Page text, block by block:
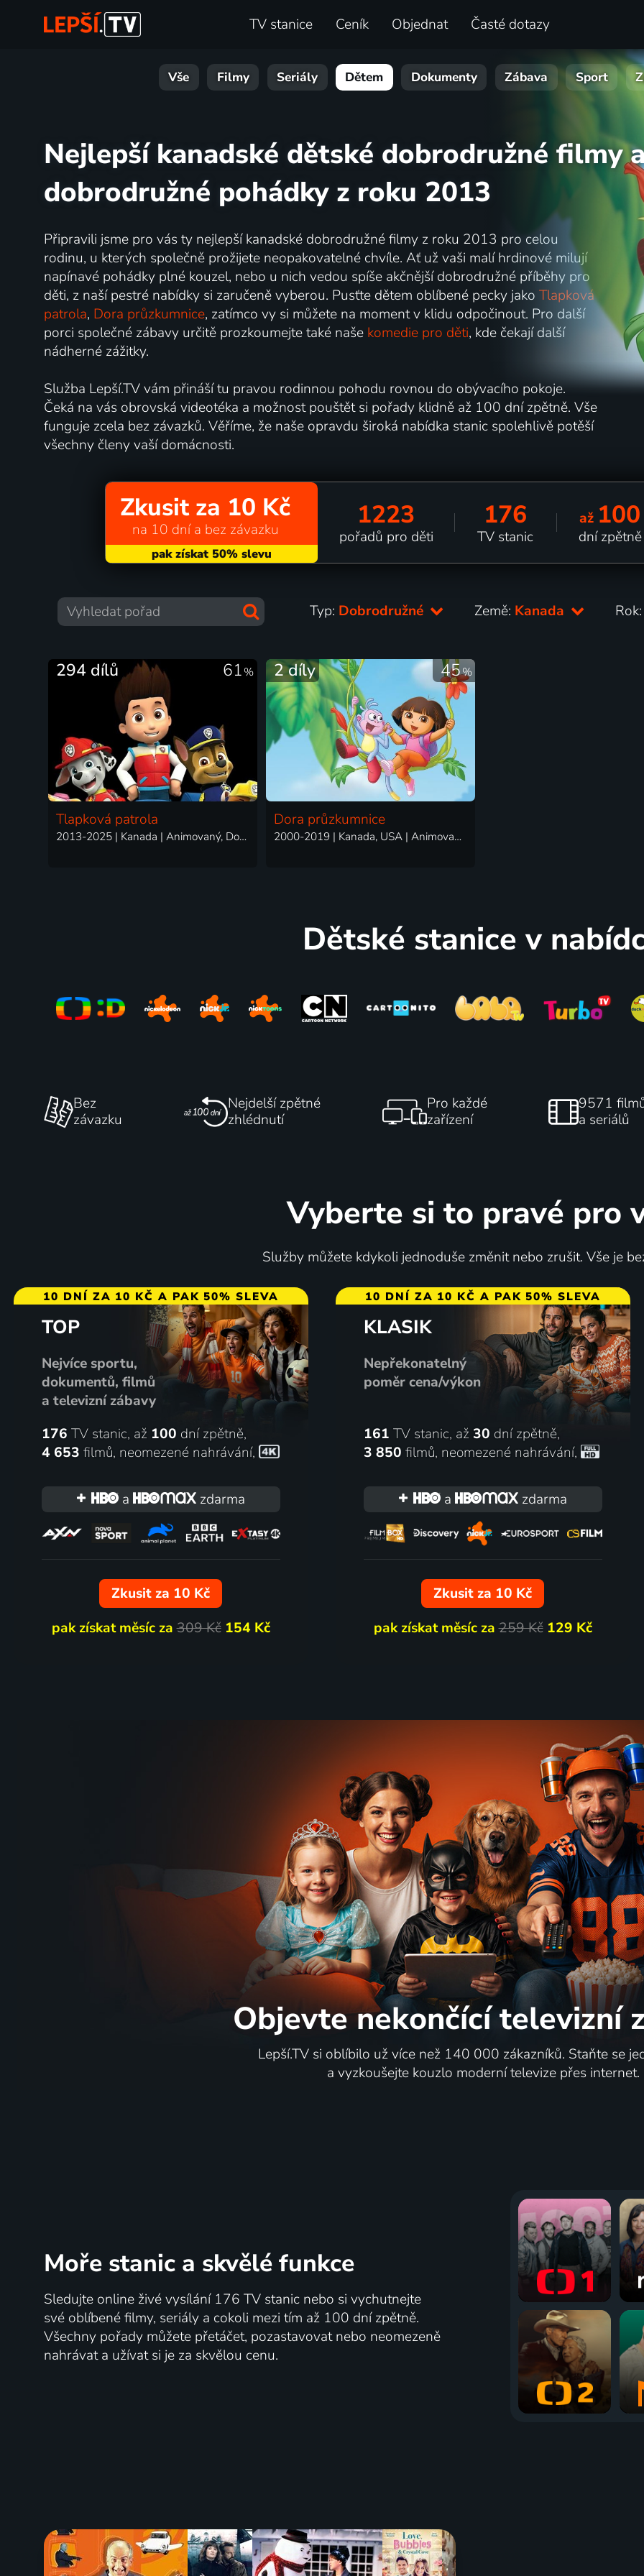
TV stanice Ceník Objednat Časté dotazy
Vše Filmy Seriály Dětem Dokumenty Zábava Sport
Nejlepší kanadské dětské dobrodružné filmy
dobrodružné pohádky z roku 2013
Připravili jsme pro vás ty nejlepší kanadské dobrodružné filmy z roku 2013 pro celou
rodinu, u kterých společně prožijete neopakovatelné chvíle. Ať už vaši malí hrdinové milují
napínavé pohádky plné kouzel, nebo u nich vedou spíše akčnější dobrodružné příběhy pro
děti, z naší pestré nabídky si zaručeně vyberou. Pusťte dětem oblíbené pecky jako Tlapková
patrola, Dora průzkumnice, zatímco vy si můžete na moment v klidu odpočinout. Pro další
porci společné zábavy určitě prozkoumejte také naše komedie pro děti, kde čekají další
nádherné zážitky.
Služba Lepší.TV vám přináší tu pravou rodinnou pohodu rovnou do obývacího pokoje.
Čeká na vás obrovská videotéka a možnost pouštět si pořady klidně až 100 dní zpětně. Vše
funguje zcela bez závazků. Věříme, že naše opravdu široká nabídka stanic spolehlivě potěší
všechny členy vaší domácnosti.
Zkusit za 10 Kč
na 10 dní a bez závazku 1223
pořadů pro děti
176
TV stanic
až 100
dní zpětně
Typ: Dobrodružné Země: Kanada
61%
294 dílů
Tlapková patrola
2013-2025 | Kanada | Animovaný, Dobrodružný, Komedie, Rodinný
45%
2 díly
Dora průzkumnice
2000-2019 | Kanada, USA | Animovaný, Dobrodružný, Hudební, Komedie, Pohádka, Rodinný, Fantasy
Dětské stanice v
Bez
závazku
Nejdelší zpětné
zhlédnutí
Pro každé
zařízení
9571
a seriálů
Vyberte si to pravé pro
Služby můžete kdykoli jednoduše změnit nebo zrušit. Vše je
10 DNÍ ZA 10 KČ A PAK 50% SLEVA
TOP
Nejvíce sportu,
dokumentů, filmů
a televizní zábavy
176 TV stanic, až 100 dní zpětně,
4 653 filmů, neomezené nahrávání,
a zdarma
Zkusit za 10 Kč
pak získat měsíc za309 Kč 154 Kč
10 DNÍ ZA 10 KČ A PAK 50% SLEVA
KLASIK
Nepřekonatelný
poměr cena/výkon
161 TV stanic, až 30 dní zpětně,
3 850 filmů, neomezené nahrávání,
a zdarma
Zkusit za 10 Kč
pak získat měsíc za259 Kč 129 Kč
Objevte nekončící televizní
Lepší.TV si oblíbilo už více než 140 000 zákazníků. Staňte se
a vyzkoušejte kouzlo moderní televize přes internet.
Moře stanic a skvělé funkce
Sledujte online živé vysílání 176 TV stanic nebo si vychutnejte
své oblíbené filmy, seriály a cokoli mezi tím až 100 dní zpětně.
Všechny pořady můžete přetáčet, pozastavovat nebo neomezeně
nahrávat a užívat si je za skvělou cenu.